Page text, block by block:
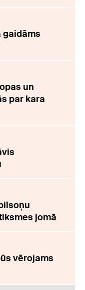
gaidāms
un
par kara
jomā
vērojams